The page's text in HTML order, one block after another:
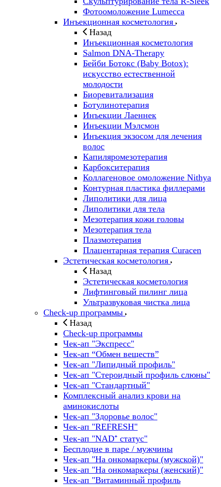
Фотоомоложение Lumecca
Инъекционная косметология
Назад
Инъекционная косметология
Salmon DNA-Therapy
Бейби Ботокс (Baby Botox):
искусство естественной
молодости
Биоревитализация
Ботулинотерапия
Инъекции Лаеннек
Инъекции Мэлсмон
Инъекция экзосом для лечения
волос
Капиляромезотерапия
Карбокситерапия
Коллагеновое омоложение Nithya
Контурная пластика филлерами
Липолитики для лица
Липолитики для тела
Мезотерапия кожи головы
Мезотерапия тела
Плазмотерапия
Плацентарная терапия Curacen
Эстетическая косметология
Назад
Эстетическая косметология
Лифтинговый пилинг лица
Ультразвуковая чистка лица
Check-up программы
Назад
Check-up программы
Чек-ап "Экспресс"
Чек-ап “Обмен веществ”
Чек-ап "Липидный профиль"
Чек-ап "Стероидный профиль слюны"
Чек-ап "Стандартный"
Комплексный анализ крови на
аминокислоты
Чек-ап "Здоровье волос"
Чек-ап "REFRESH"
Чек-ап "NAD⁺ статус"
Бесплодие в паре / мужчины
Чек-ап "На онкомаркеры (мужской)"
Чек-ап "На онкомаркеры (женский)"
Чек-ап "Витаминный профиль